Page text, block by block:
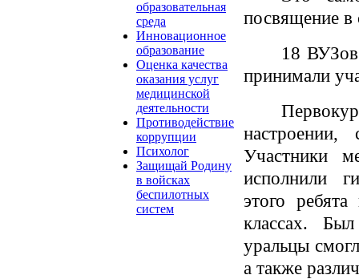
образовательная
среда
Инновационное
образование
Оценка качества
оказания услуг
медицинской
деятельности
Противодействие
коррупции
Психолог
Защищай Родину
в войсках
беспилотных
систем
посвящение в
18
принимали
Участники
исполнили
этого
классах.
уральцы
а также